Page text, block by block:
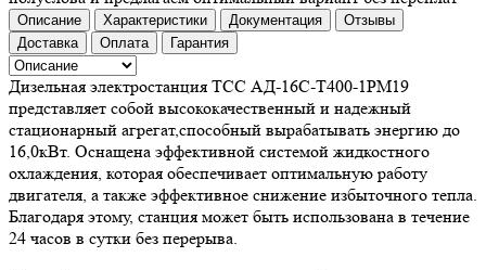
Описание Характеристики Документация
Отзывы
Доставка
Оплата Гарантия
Дизельная электростанция ТСС АД-16С-Т400-1РМ19
представляет собой высококачественный и надежный
стационарный агрегат,способный вырабатывать энергию до
16,0кВт. Оснащена эффективной системой жидкостного
охлаждения, которая обеспечивает оптимальную работу
двигателя, а также эффективное снижение избыточного тепла.
Благодаря этому, станция может быть использована в течение
24 часов в сутки без перерыва.